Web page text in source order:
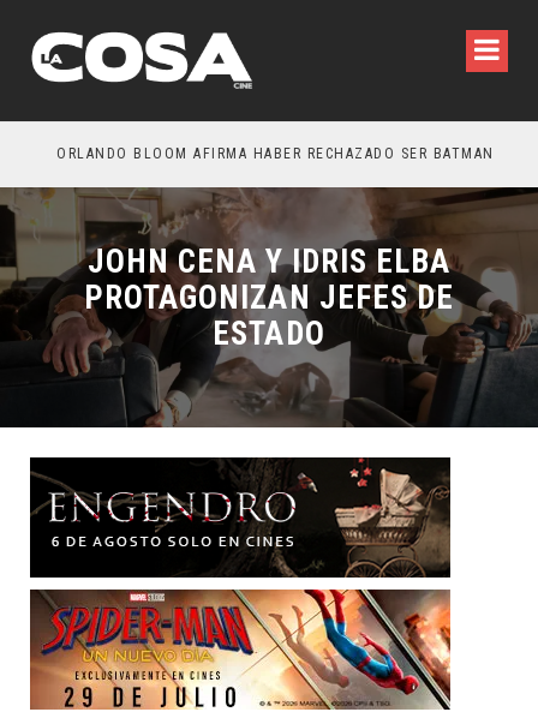
ORLANDO BLOOM AFIRMA HABER RECHAZADO SER BATMAN
JOHN CENA Y IDRIS ELBA
PROTAGONIZAN JEFES DE
ESTADO